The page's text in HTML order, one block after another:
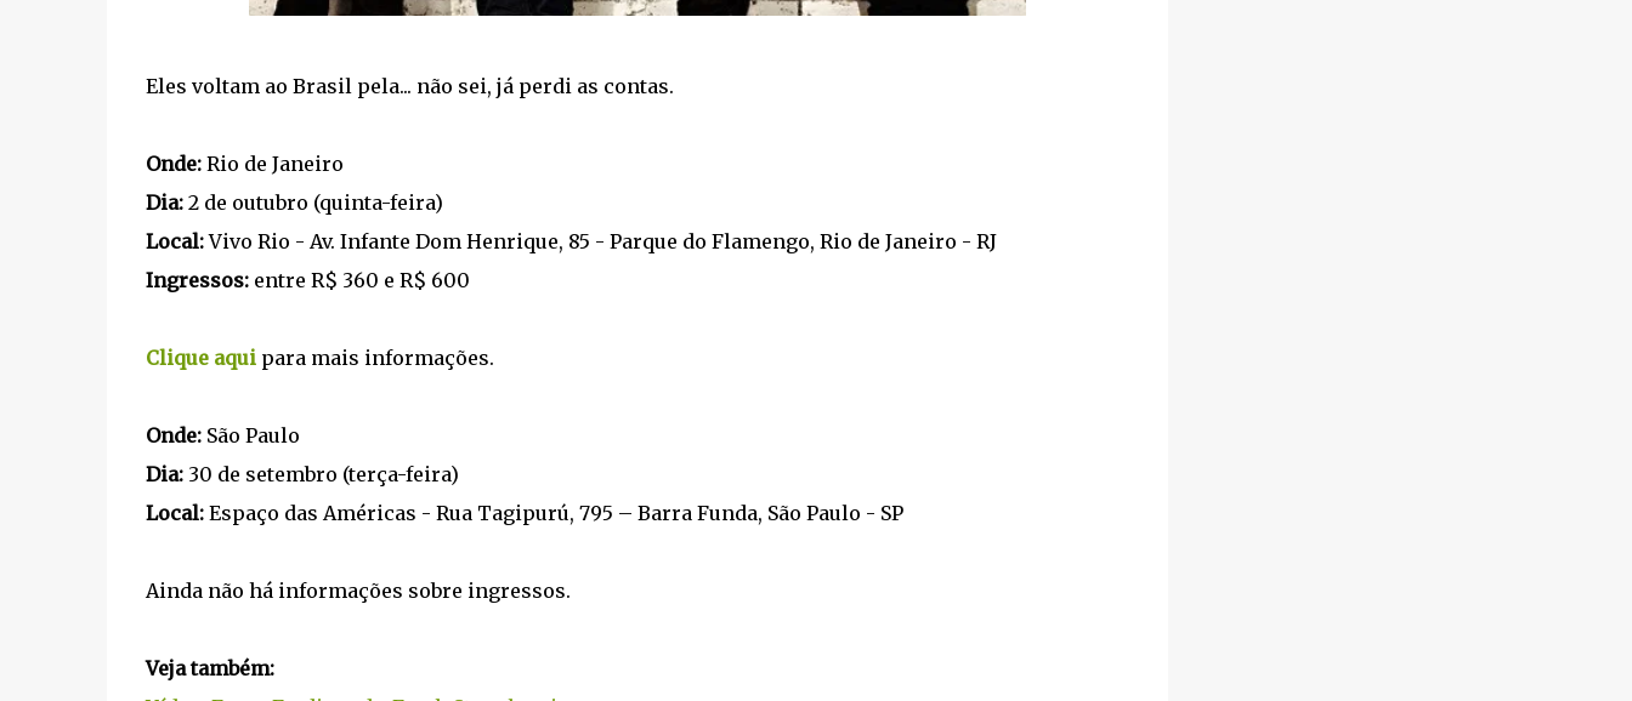
Eles voltam ao Brasil pela... não sei, já perdi as contas.
Onde:Rio de Janeiro
Dia:2 de outubro (quinta-feira)
Local:Vivo Rio - Av. Infante Dom Henrique, 85 - Parque do Flamengo, Rio de Janeiro - RJ
Ingressos:entre R$ 360 e R$ 600
Clique aquipara mais informações.
Onde:São Paulo
Dia:30 de setembro (terça-feira)
Local:Espaço das Américas - Rua Tagipurú, 795 – Barra Funda, São Paulo - SP
Ainda não há informações sobre ingressos.
Veja também: